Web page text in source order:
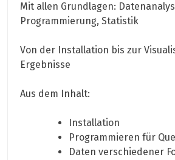
Mit allen Grundlagen:
Programmierung, Statistik
Von der Installation bis zur
Ergebnisse
Aus dem Inhalt:
Installation
Programmieren für
Daten verschiedener